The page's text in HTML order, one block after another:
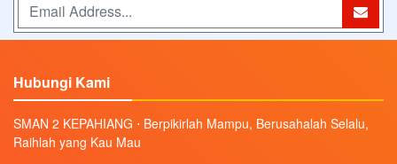
Hubungi Kami
SMAN 2 KEPAHIANG ⋅ Berpikirlah Mampu, Berusahalah Selalu,
Raihlah yang Kau Mau